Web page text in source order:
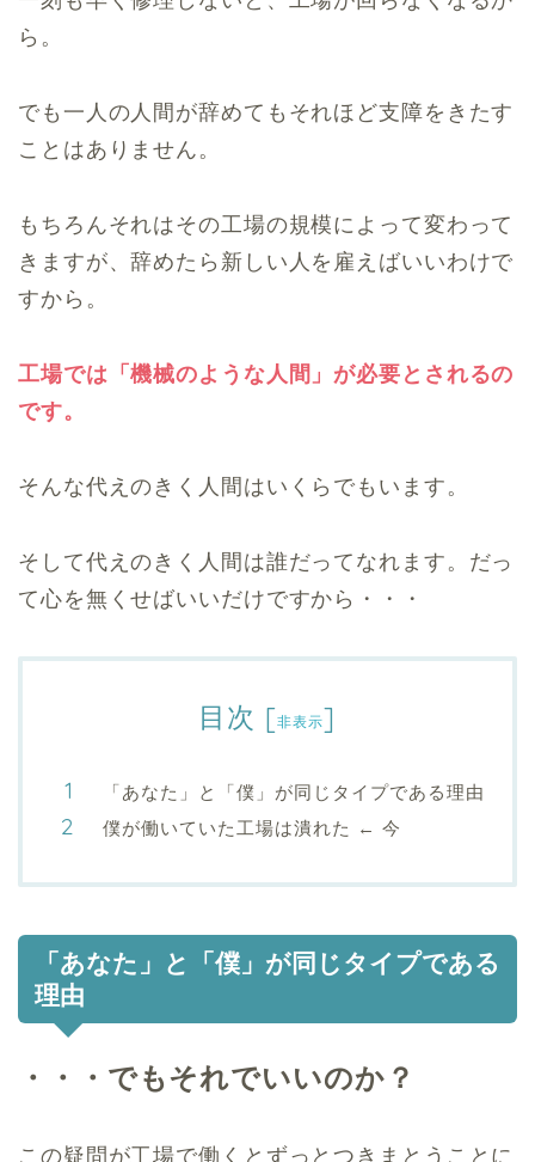
ら。
でも一人の人間が辞めてもそれほど支障をきたす
ことはありません。
もちろんそれはその工場の規模によって変わって
きますが、辞めたら新しい人を雇えばいいわけで
すから。
工場では「機械のような人間」が必要とされるの
です。
そんな代えのきく人間はいくらでもいます。
そして代えのきく人間は誰だってなれます。だっ
て心を無くせばいいだけですから・・・
目次 [非表示]
「あなた」と「僕」が同じタイプである理由
僕が働いていた工場は潰れた ← 今
「あなた」と「僕」が同じタイプである
理由
・・・でもそれでいいのか？
この疑問が工場で働くとずっとつきまとうことに